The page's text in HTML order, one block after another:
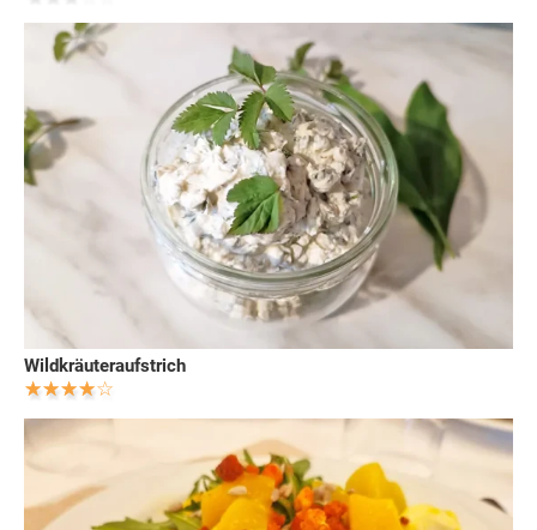
Wildkräuteraufstrich